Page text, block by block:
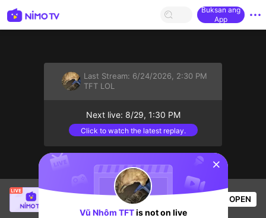
Buksan ang
App
Last Stream: 6/24/2026, 2:30 PM
TFT LOL
Next live: 8/29, 1:30 PM
Click to watch the latest replay.
young boiz see tinh
is live!
Views OPEN
sentinelStart
Vũ Nhôm TFTis not on live